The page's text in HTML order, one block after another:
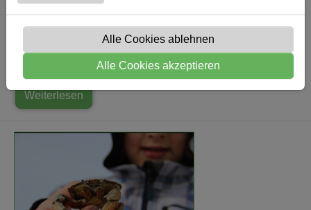
Kaum noch Platz für Pokale
Die Kinder der Südschule sind ziemlich sportlich. Das
stellen sie immer wieder auf verschiedenen Wettkämpfen
unter Beweis. Gestern wurden die…
Weiterlesen
Alle Cookies ablehnen
Alle Cookies akzeptieren